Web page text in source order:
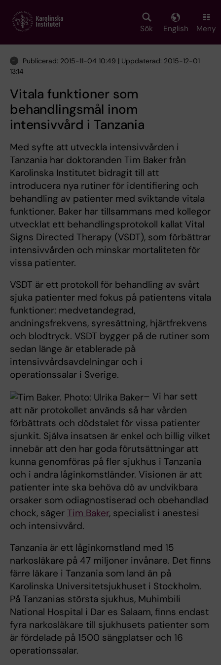
main
Sök English Meny
Publicerad: 2015-11-04 10:49 | Uppdaterad: 2015-12-01
13:14
Vitala funktioner som
behandlingsmål inom
intensivvård i Tanzania
Med syfte att utveckla intensivvården i
Tanzania har doktoranden Tim Baker från
Karolinska Institutet bidragit till att
introducera nya rutiner för identifiering och
behandling av patienter med sviktande vitala
funktioner. Baker har tillsammans med kollegor
utvecklat ett behandlingsprotokoll kallat Vital
Signs Directed Therapy (VSDT), som förbättrar
intensivvården och minskar mortaliteten för
vissa patienter.
VSDT är ett protokoll för behandling av svårt
sjuka patienter med fokus på patientens vitala
funktioner: medvetandegrad,
andningsfrekvens, syresättning, hjärtfrekvens
och blodtryck. VSDT bygger på de rutiner som
sedan länge är etablerade på
intensivvårdsavdelningar och i
operationssalar i Sverige.
– Vi har sett
att när protokollet används så har vården
förbättrats och dödstalet för vissa patienter
sjunkit. Själva insatsen är enkel och billig vilket
innebär att den har goda förutsättningar att
kunna genomföras på fler sjukhus i Tanzania
och i andra låginkomstländer. Visionen är att
patienter inte ska behöva dö av undvikbara
orsaker som odiagnostiserad och obehandlad
chock, säger Tim Baker, specialist i anestesi
och intensivvård.
Tanzania är ett låginkomstland med 15
narkosläkare på 47 miljoner invånare. Det finns
färre läkare i Tanzania som land än på
Karolinska Universitetsjukhuset i Stockholm.
På Tanzanias största sjukhus, Muhimbili
National Hospital i Dar es Salaam, finns endast
fyra narkosläkare till sjukhusets patienter som
är fördelade på 1500 sängplatser och 16
operationssalar.